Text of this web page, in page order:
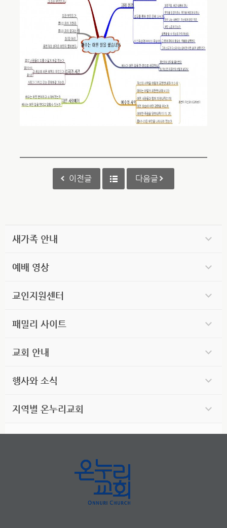
이전글 다음글
새가족 안내
예배 영상
교인지원센터
패밀리 사이트
교회 안내
행사와 소식
지역별 온누리교회